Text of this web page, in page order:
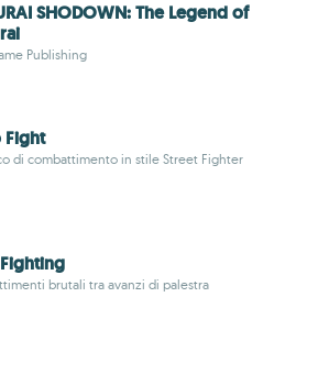
SHODOWN: The Legend of
Publishing
Fight
di combattimento in stile Street Fighter
brutali tra avanzi di palestra